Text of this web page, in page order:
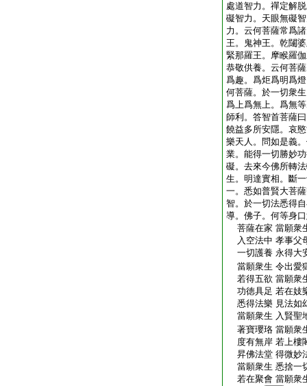
處道智力。禪定解
礙智力。天眼無礙
力。云何菩薩常爲
王。鬼神王。乾闥
緊那羅王。摩睺羅
恭敬供養。云何菩
爲趣。爲炬爲明爲
何菩薩。於一切衆
爲上爲無上。爲無
師利。答智首菩薩
饒益多所安隱。哀
樂天人。問如是義
業。能得一切勝妙
礙。去來今佛所轉
生。明達實相。斷
一。悉如普賢大菩
智。於一切法悉得
導。佛子。何等身
菩薩在家 當願衆
入空法中 孝事父
一切護養 永得大
當願衆生 令出愛
若得五欲 當願衆
功徳具足 若在妓
悉得法樂 見法如
當願衆生 入賢聖
著寶瓔珞 當願衆
度有無岸 若上樓
昇佛法堂 得微妙
當願衆生 悉捨一
若在聚會 當願衆